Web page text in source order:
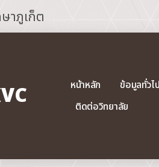
าภูเก็ต
หน้าหลัก ข้อมูลทั่วไป
ติดต่อวิทยาลัย